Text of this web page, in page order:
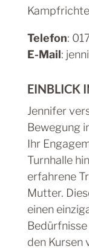
EINBLICK
Jennifer
Bewegung
Ihr
Turnhalle
erfahrene
Mutter.
einen
den Kursen
Telefon:
E-Mail: